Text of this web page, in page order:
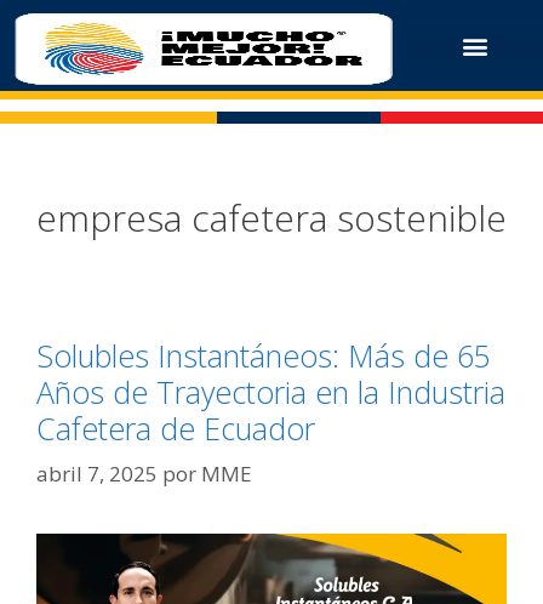
empresa cafetera sostenible
Solubles Instantáneos: Más de 65
Años de Trayectoria en la Industria
Cafetera de Ecuador
abril 7, 2025 por MME